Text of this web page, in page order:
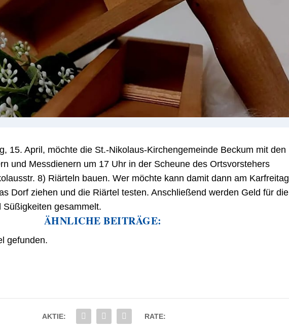
15. April, möchte die St.-Nikolaus-Kirchengemeinde Beckum mit den
und Messdienern um 17 Uhr in der Scheune des Ortsvorstehers
8) Riärteln bauen. Wer möchte kann damit dann am Karfreitag
Dorf ziehen und die Riärtel testen. Anschließend werden Geld für die
Süßigkeiten gesammelt.
ÄHNLICHE BEITRÄGE:
gefunden.
AKTIE: RATE: